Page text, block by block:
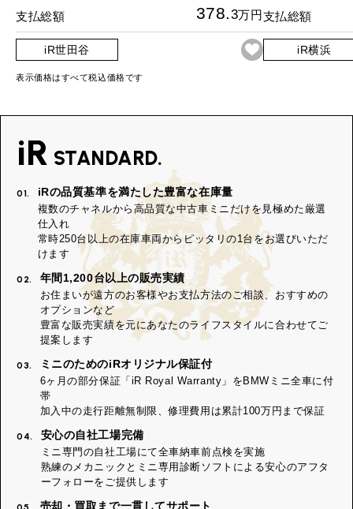
支払総額 378.3万円
iR世田谷
支払総額
iR横浜
表示価格はすべて税込価格です
iR STANDARD.
01. iRの品質基準を満たした豊富な在庫量
複数のチャネルから高品質な中古車ミニだけを見極めた厳選
仕入れ
常時250台以上の在庫車両からピッタリの1台をお選びいただ
けます
02. 年間1,200台以上の販売実績
お住まいが遠方のお客様やお支払方法のご相談、おすすめの
オプションなど
豊富な販売実績を元にあなたのライフスタイルに合わせてご
提案します
03. ミニのためのiRオリジナル保証付
6ヶ月の部分保証「iR Royal Warranty」をBMWミニ全車に付
帯
加入中の走行距離無制限、修理費用は累計100万円まで保証
04. 安心の自社工場完備
ミニ専門の自社工場にて全車納車前点検を実施
熟練のメカニックとミニ専用診断ソフトによる安心のアフタ
ーフォローをご提供します
売却・買取まで一貫してサポート